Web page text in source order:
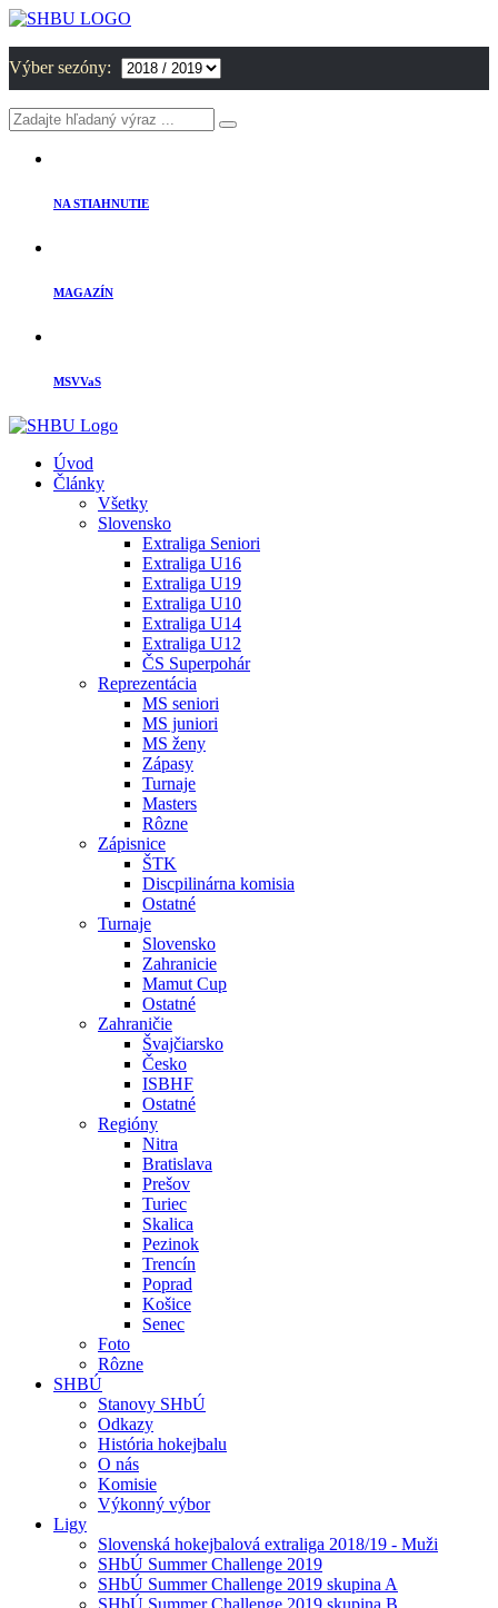
Výber sezóny:
NA STIAHNUTIE
MAGAZÍN
MSVVaS
Úvod
Články
Všetky
Slovensko
Extraliga Seniori
Extraliga U16
Extraliga U19
Extraliga U10
Extraliga U14
Extraliga U12
ČS Superpohár
Reprezentácia
MS seniori
MS juniori
MS ženy
Zápasy
Turnaje
Masters
Rôzne
Zápisnice
ŠTK
Discpilinárna komisia
Ostatné
Turnaje
Slovensko
Zahranicie
Mamut Cup
Ostatné
Zahraničie
Švajčiarsko
Česko
ISBHF
Ostatné
Regióny
Nitra
Bratislava
Prešov
Turiec
Skalica
Pezinok
Trencín
Poprad
Košice
Senec
Foto
Rôzne
SHBÚ
Stanovy SHbÚ
Odkazy
História hokejbalu
O nás
Komisie
Výkonný výbor
Ligy
Slovenská hokejbalová extraliga 2018/19 - Muži
SHbÚ Summer Challenge 2019
SHbÚ Summer Challenge 2019 skupina A
SHbÚ Summer Challenge 2019 skupina B